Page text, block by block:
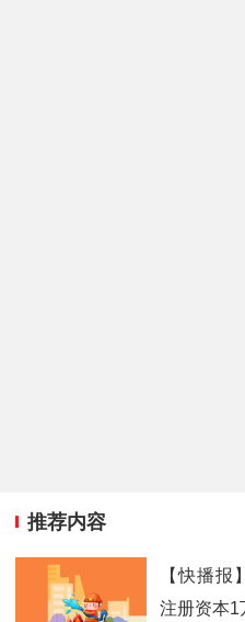
推荐内容
【快播
注册资本1